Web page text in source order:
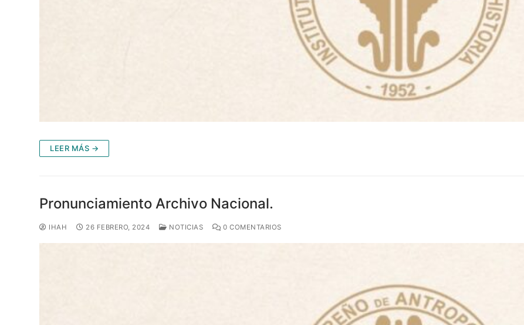
LEER MÁS →
Pronunciamiento Archivo Nacional.
IHAH 26 FEBRERO, 2024 NOTICIAS 0 COMENTARIOS